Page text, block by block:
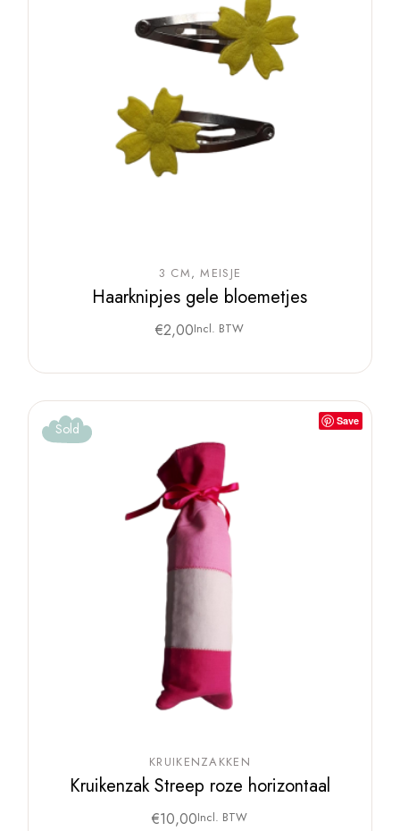
3 CM MEISJE
Haarknipjes gele bloemetjes
€2,00Incl. BTW
Save
Sold
KRUIKENZAKKEN
Kruikenzak Streep roze horizontaal
€10,00Incl. BTW